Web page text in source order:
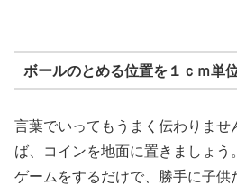
ボールのとめる位置を１ｃｍ単
言葉でいってもうまく伝わりませ
ば、コインを地面に置きましょう
ゲームをするだけで、勝手に子供